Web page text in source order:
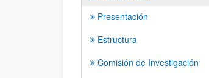
Presentación
Estructura
Comisión de Investigación